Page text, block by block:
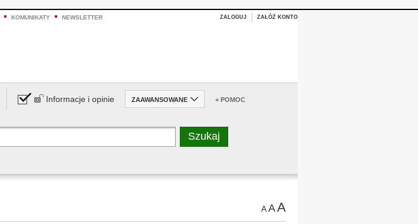
KOMUNIKATY NEWSLETTER ZALOGUJ ZAŁÓŻ KONTO
Informacje i opinie ZAAWANSOWANE + POMOC
AAA